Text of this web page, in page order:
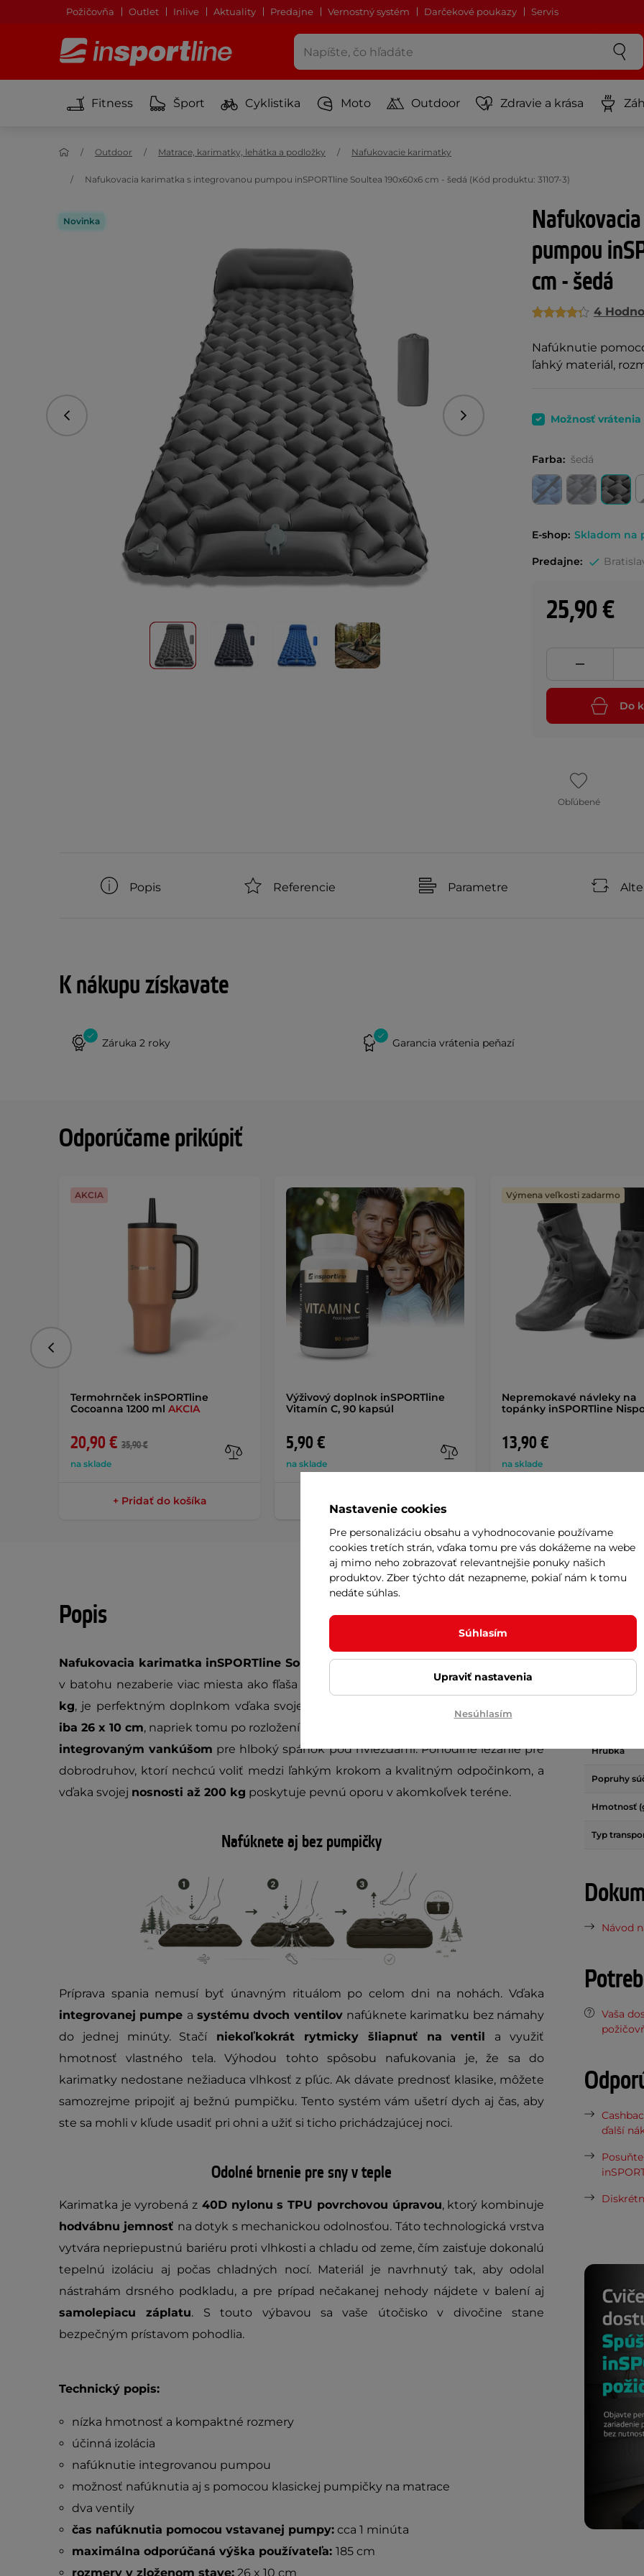
Požičovňa Outlet Inlive Aktuality Predajne Vernostný systém Darčekové poukazy Servis
Fitness Šport Cyklistika Moto Outdoor Zdravie a krása
Outdoor Matrace, karimatky, lehátka a podložky Nafukovacie karimatky
Nafukovacia karimatka s integrovanou pumpou inSPORTline Soultea 190x60x6 cm - šedá (Kód produktu: 31107-3)
pumpou
cm - šedá
4
Nafúknutie
ľahký materiál,
Novinka
Predchádzajúce Nasledujúce Možnosť
Farba: šedá
E-shop: Skladom na
Predajne:
25,90 €
Do
Obľúbené
Popis Referencie Parametre
K nákupu získavate
Záruka 2 roky Garancia vrátenia peňazí
Odporúčame prikúpiť
Termohrnček inSPORTline
Cocoanna 1200 ml AKCIA
20,90 € 35,90 €
na sklade
AKCIA
+ Pridať do košíka
Výživový doplnok inSPORTline
Vitamín C, 90 kapsúl
5,90 €
na sklade
+ Pridať do košíka
Nepremokavé návleky na
topánky inSPORTline
13,90 €
na sklade
Výmena veľkosti zadarmo
Predchádzajúce
Popis
Nafukovacia karimatka inSPORTline Soulteaje vybavenie nielen do prírody, ktoré
v batohu nezaberie viac miesta ako fľaša na vodu. Táto karimatka, vážiacaiba 0,66
kg, je perfektným doplnkom vďaka svojej kompaktnosti. V zloženom stave
iba 26 x 10 cm, napriek tomu po rozložení ponúkne štedrý priestor
integrovaným vankúšom pre hlboký spánok pod hviezdami. Pohodlné ležanie pre
dobrodruhov, ktorí nechcú voliť medzi ľahkým krokom a kvalitným odpočinkom, a
vďaka svojej nosnosti až 200 kg poskytuje pevnú oporu v akomkoľvek teréne.
Nafúknete aj bez pumpičky
Príprava spania nemusí byť únavným rituálom po celom dni na nohách. Vďaka
integrovanej pumpe a systému dvoch ventilov nafúknete karimatku bez námahy
do jednej minúty. Stačíniekoľkokrát rytmicky šliapnuť na ventil a využiť
hmotnosť vlastného tela. Výhodou tohto spôsobu nafukovania je, že sa do
karimatky nedostane nežiaduca vlhkosť z pľúc. Ak dávate prednosť klasike, môžete
samozrejme pripojiť aj bežnú pumpičku. Tento systém vám ušetrí dych aj čas, aby
ste sa mohli v kľude usadiť pri ohni a užiť si ticho prichádzajúcej noci.
Odolné brnenie pre sny v teple
Karimatka je vyrobená z 40D nylonu s TPU povrchovou úpravou, ktorý kombinuje
hodvábnu jemnosť na dotyk s mechanickou odolnosťou. Táto technologická vrstva
vytvára nepriepustnú bariéru proti vlhkosti a chladu od zeme, čím zaisťuje dokonalú
tepelnú izoláciu aj počas chladných nocí. Materiál je navrhnutý tak, aby odolal
nástrahám drsného podkladu, a pre prípad nečakanej nehody nájdete v balení aj
samolepiacu záplatu. S touto výbavou sa vaše útočisko v divočine stane
bezpečným prístavom pohodlia.
Technický popis:
nízka hmotnosť a kompaktné rozmery
účinná izolácia
nafúknutie integrovanou pumpou
možnosť nafúknutia aj s pomocou klasickej pumpičky na matrace
dva ventily
čas nafúknutia pomocou vstavanej pumpy:cca 1 minúta
maximálna odporúčaná výška používateľa: 185 cm
rozmery v zloženom stave:26 x 10 cm
Dĺžka
Hrúbka
Popruhy
Hmotnosť
Typ
Návod
Vaša
ďalší
Nastavenie cookies
Pre personalizáciu obsahu a vyhodnocovanie používame
cookies tretích strán, vďaka tomu pre vás dokážeme na webe
aj mimo neho zobrazovať relevantnejšie ponuky našich
produktov. Zber týchto dát nezapneme, pokiaľ nám k tomu
nedáte súhlas.
Súhlasím
Upraviť nastavenia
Nesúhlasím